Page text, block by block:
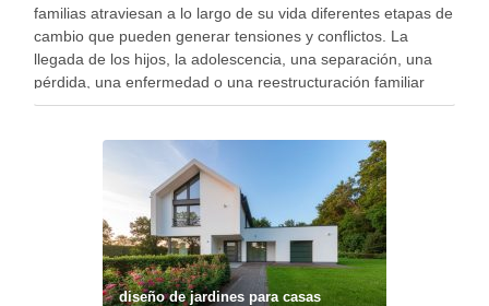
familias atraviesan a lo largo de su vida diferentes etapas de
cambio que pueden generar tensiones y conflictos. La
llegada de los hijos, la adolescencia, una separación, una
pérdida, una enfermedad o una reestructuración familiar
pueden alterar el equilibrio del …
diseño de jardines para casas